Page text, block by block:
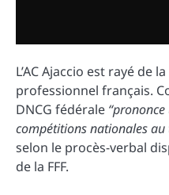
L’AC Ajaccio est rayé de
professionnel français.
DNCG fédérale “prononce
compétitions nationales
selon le procès-verbal
de la FFF.